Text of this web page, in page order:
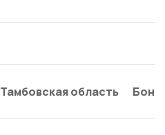
Тамбовская область